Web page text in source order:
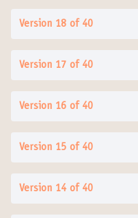
Version 18 of 40
Version 17 of 40
Version 16 of 40
Version 15 of 40
Version 14 of 40